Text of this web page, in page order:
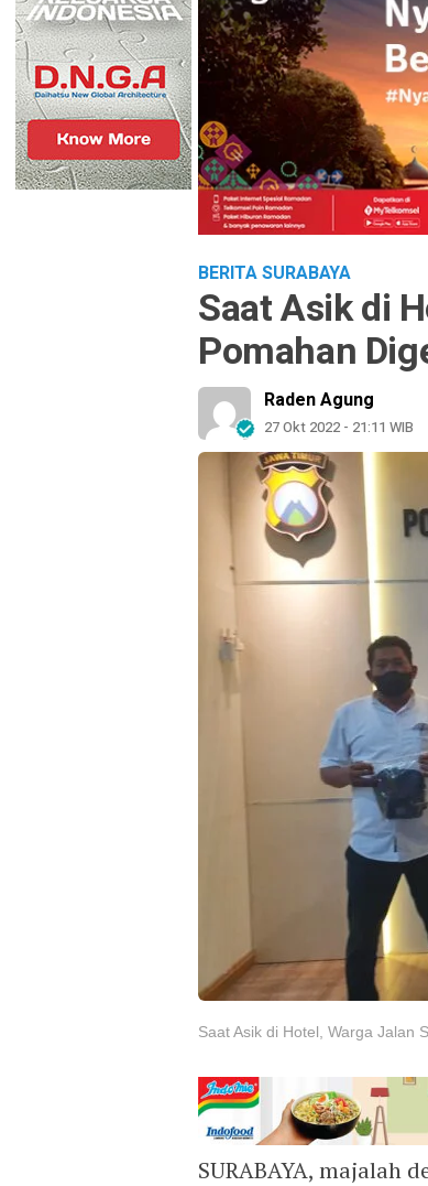
BERITA SURABAYA
Saat Asik di
Pomahan
Raden Agung
27 Okt 2022 - 21:11 WIB
Saat Asik di Hotel, Warga Jalan
SURABAYA, majalah